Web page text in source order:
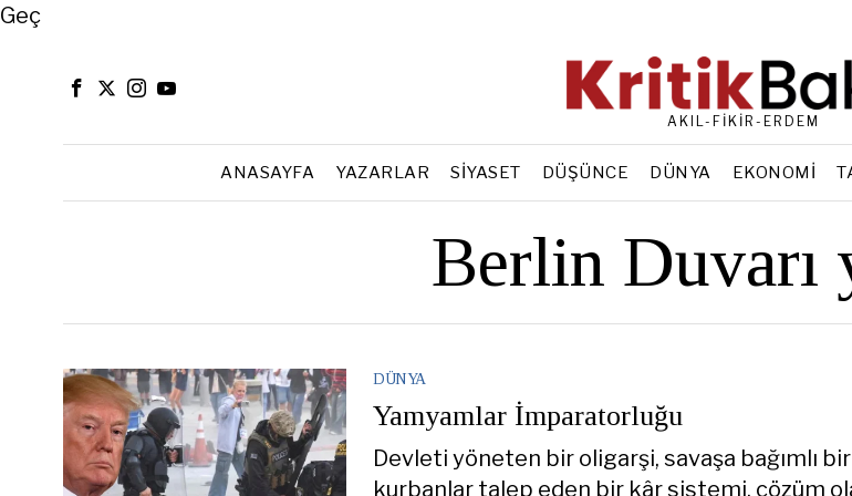
Close
Geç
AKIL-FİKİR-ERDEM
ANASAYFA YAZARLAR SIYASET DÜŞÜNCE DÜNYA EKONOMI
Berlin Duvarı
DÜNYA
Yamyamlar İmparatorluğu
Devleti yöneten bir oligarşi, savaşa bağımlı
kurbanlar talep eden bir kâr sistemi, çözüm